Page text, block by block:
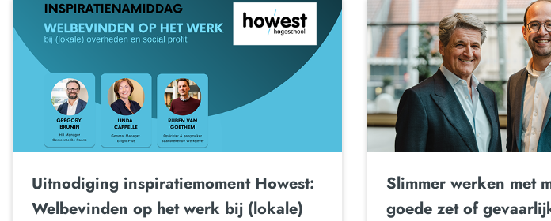
Uitnodiging inspiratiemoment Howest:
Welbevinden op het werk bij (lokale)
Slimmer werken met
goede zet of